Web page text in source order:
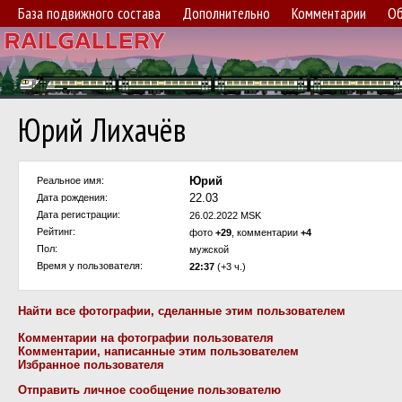
База подвижного состава Дополнительно Комментарии
Юрий Лихачёв
Реальное имя: Юрий
Дата рождения: 22.03
Дата регистрации:
26.02.2022 MSK
Рейтинг:
фото +29 , комментарии +4
Пол:
мужской
Время у пользователя:
22:37 (+3 ч.)
Найти все фотографии, сделанные этим пользователем
Комментарии на фотографии пользователя
Комментарии, написанные этим пользователем
Избранное пользователя
Отправить личное сообщение пользователю